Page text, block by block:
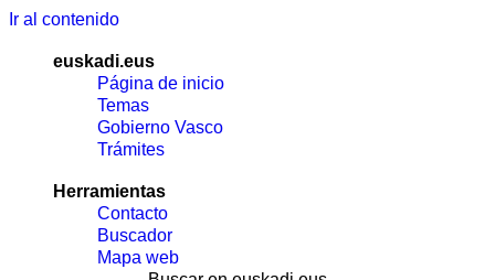
Ir al contenido
euskadi.eus
Página de inicio
Temas
Gobierno Vasco
Trámites
Herramientas
Contacto
Buscador
Mapa web